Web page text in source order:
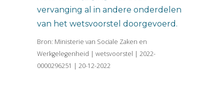
vervanging al in andere onderdelen
van het wetsvoorstel doorgevoerd.
Bron: Ministerie van Sociale Zaken en
Werkgelegenheid | wetsvoorstel | 2022-
0000296251 | 20-12-2022